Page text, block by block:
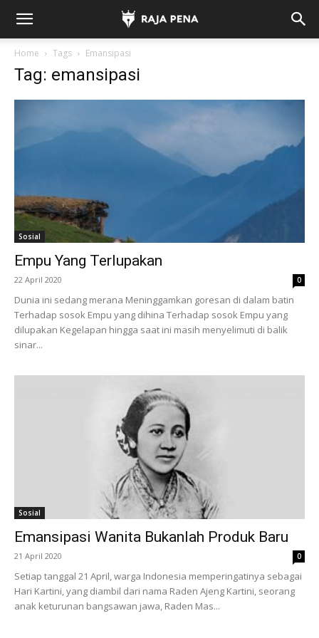
Home Tags Emansipasi
Tag: emansipasi
Sosial
Empu Yang Terlupakan
22 April 2020 0
Dunia ini sedang merana Meninggamkan goresan di dalam batin
Terhadap sosok Empu yang dihina Terhadap sosok Empu yang
dilupakan Kegelapan hingga saat ini masih menyelimuti di balik
sinar...
Sosial
Emansipasi Wanita Bukanlah Produk Baru
21 April 2020 0
Setiap tanggal 21 April, warga Indonesia memperingatinya sebagai
Hari Kartini, yang diambil dari nama Raden Ajeng Kartini, seorang
anak keturunan bangsawan jawa, Raden Mas...